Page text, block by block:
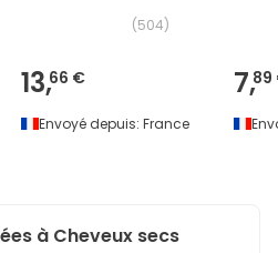
(504)
13,66 €
Envoyé depuis: France
7,89
à Cheveux secs